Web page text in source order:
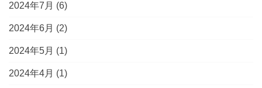
2024年7月 (6)
2024年6月 (2)
2024年5月 (1)
2024年4月 (1)